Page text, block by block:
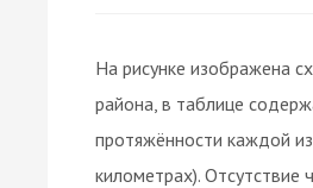
На рисунке изображена
района, в таблице
протяжённости каждой
километрах). Отсутствие